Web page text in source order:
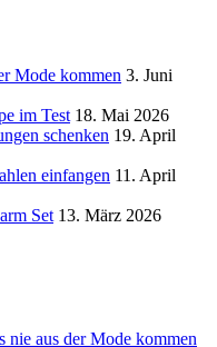
Mode kommen 3. Juni
im Test 18. Mai 2026
schenken 19. April
einfangen 11. April
Set 13. März 2026
nie aus der Mode kommen